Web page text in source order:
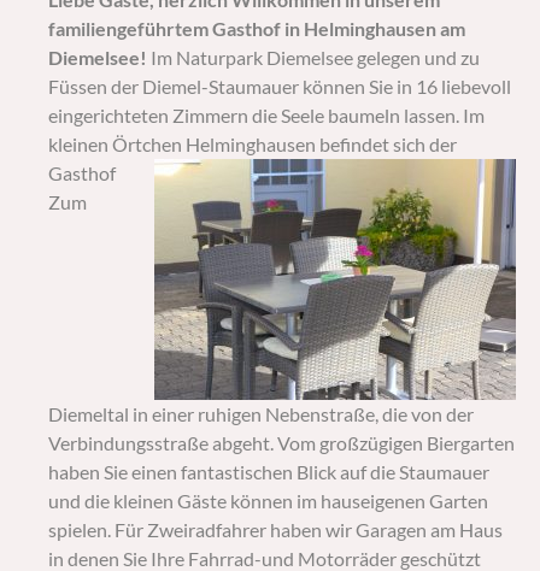
familiengeführtem Gasthof in Helminghausen am
Diemelsee! Im Naturpark Diemelsee gelegen und zu
Füssen der Diemel-Staumauer können Sie in 16 liebevoll
eingerichteten Zimmern die Seele baumeln lassen. Im
kleinen Örtchen Helminghausen befindetsich der
Gasthof
Zum
Diemeltal in einer ruhigen Nebenstraße, die von der
Verbindungsstraße abgeht. Vom großzügigen Biergarten
haben Sie einen fantastischen Blick auf die Staumauer
und die kleinen Gäste können im hauseigenen Garten
spielen. Für Zweiradfahrer haben wir Garagen am Haus
in denen Sie Ihre Fahrrad-und Motorräder geschützt